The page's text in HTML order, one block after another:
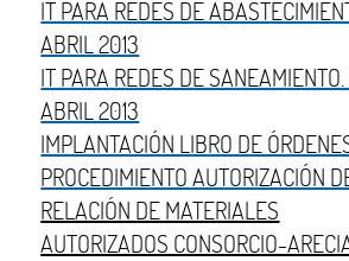
IT PARA REDES DE
ABRIL 2013
IT PARA REDES DE
ABRIL 2013
IMPLANTACIÓN LIBRO DE
PROCEDIMIENTO AUTORIZACIÓN
RELACIÓN DE MATERIALES
AUTORIZADOS CONSORCIO-